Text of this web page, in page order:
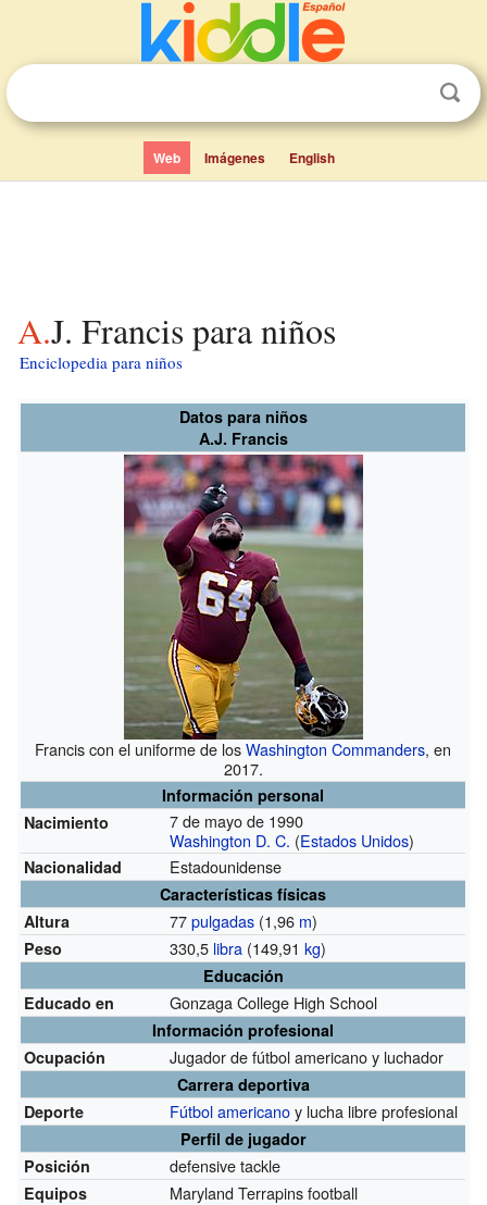
Web Imágenes English
A.J. Francis para niños
Enciclopedia para niños
Datos para niños
A.J. Francis
Francis con el uniforme de losWashington Commanders, en
2017.
Información personal
Nacimiento
7 de mayo de 1990
Washington D. C. (Estados Unidos)
Nacionalidad Estadounidense
Características físicas
Altura
77pulgadas (1,96 m)
Peso 330,5 libra (149,91kg)
Educación
Educado en
Gonzaga College High School
Información profesional
Ocupación
Jugador de fútbol americano y luchador
Carrera deportiva
Deporte
Fútbol americanoy lucha libre profesional
Perfil de jugador
Posición
defensive tackle
Equipos Maryland Terrapins football